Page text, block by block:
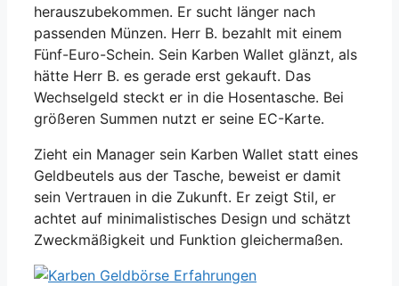
herauszubekommen. Er sucht länger nach
passenden Münzen. Herr B. bezahlt mit einem
Fünf-Euro-Schein. Sein Karben Wallet glänzt, als
hätte Herr B. es gerade erst gekauft. Das
Wechselgeld steckt er in die Hosentasche. Bei
größeren Summen nutzt er seine EC-Karte.
Zieht ein Manager sein Karben Wallet statt eines
Geldbeutels aus der Tasche, beweist er damit
sein Vertrauen in die Zukunft. Er zeigt Stil, er
achtet auf minimalistisches Design und schätzt
Zweckmäßigkeit und Funktion gleichermaßen.